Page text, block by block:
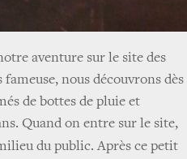
aventure sur le site des
fameuse, nous découvrons dès
de bottes de pluie et
Quand on entre sur le site,
du public. Après ce petit